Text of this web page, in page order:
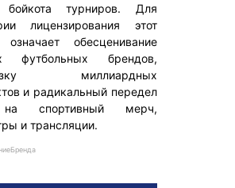
бойкота турниров. Для
лицензирования этот
означает обесценивание
футбольных брендов,
миллиардных
и радикальный передел
спортивный мерч,
и трансляции.